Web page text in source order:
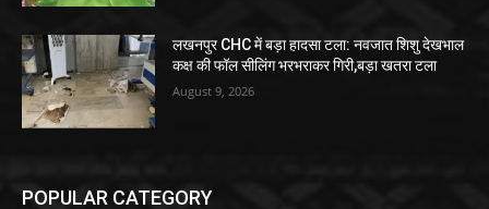
लखनपुर CHC में बड़ा हादसा टला: नवजात शिशु देखभाल
कक्ष की फॉल सीलिंग भरभराकर गिरी,बड़ा खतरा टला
August 9, 2026
POPULAR CATEGORY